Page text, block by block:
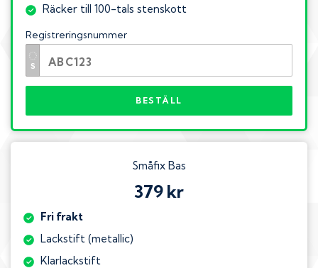
Räcker till 100-tals stenskott
Registreringsnummer
BESTÄLL
Småfix Bas
379 kr
Fri frakt
Lackstift (metallic)
Klarlackstift